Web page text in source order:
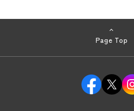
Page Top